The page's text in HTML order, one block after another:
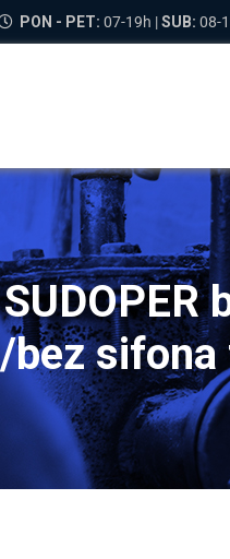
PON - PET: 07-19h |SUB: 08-
bez